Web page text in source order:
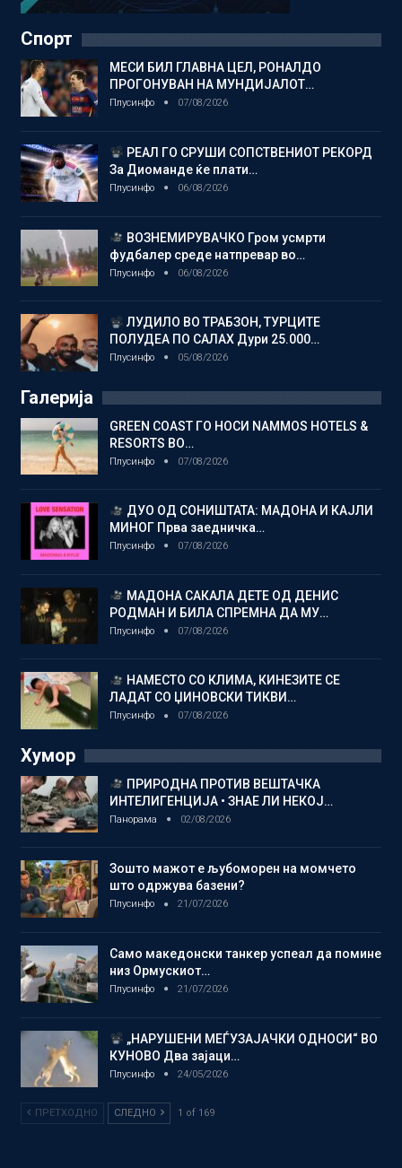
Спорт
МЕСИ БИЛ ГЛАВНА ЦЕЛ, РОНАЛДО
ПРОГОНУВАН НА МУНДИЈАЛОТ…
Плусинфо 07/08/2026
РЕАЛ ГО СРУШИ СОПСТВЕНИОТ РЕКОРД
За Диоманде ќе плати…
Плусинфо 06/08/2026
ВОЗНЕМИРУВАЧКО Гром усмрти
фудбалер среде натпревар во…
Плусинфо 06/08/2026
ЛУДИЛО ВО ТРАБЗОН, ТУРЦИТЕ
ПОЛУДЕА ПО САЛАХ Дури 25.000…
Плусинфо 05/08/2026
Галерија
GREEN COAST ГО НОСИ NAMMOS HOTELS &
RESORTS ВО…
Плусинфо 07/08/2026
ДУО ОД СОНИШТАТА: МАДОНА И КАЈЛИ
МИНОГ Прва заедничка…
Плусинфо 07/08/2026
МАДОНА САКАЛА ДЕТЕ ОД ДЕНИС
РОДМАН И БИЛА СПРЕМНА ДА МУ…
Плусинфо 07/08/2026
НАМЕСТО СО КЛИМА, КИНЕЗИТЕ СЕ
ЛАДАТ СО ЏИНОВСКИ ТИКВИ…
Плусинфо 07/08/2026
Хумор
ПРИРОДНА ПРОТИВ ВЕШТАЧКА
ИНТЕЛИГЕНЦИЈА • ЗНАЕ ЛИ НЕКОЈ…
Панорама 02/08/2026
Зошто мажот е љубоморен на момчето
што одржува базени?
Плусинфо 21/07/2026
Само македонски танкер успеал да помине
низ Ормускиот…
Плусинфо 21/07/2026
„НАРУШЕНИ МЕЃУЗАЈАЧКИ ОДНОСИ“ ВО
КУНОВО Два зајаци…
Плусинфо 24/05/2026
ПРЕТХОДНО СЛЕДНО 1 of 169